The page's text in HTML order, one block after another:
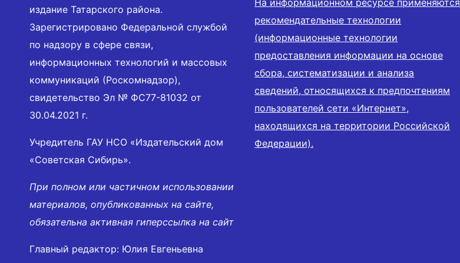
издание Татарского района.
Зарегистрировано Федеральной службой
по надзору в сфере связи,
информационных технологий и массовых
коммуникаций (Роскомнадзор),
свидетельство Эл № ФС77-81032 от
30.04.2021 г.
Учредитель ГАУ НСО «Издательский дом
«Советская Сибирь».
При полном или частичном использовании
материалов, опубликованных на сайте,
обязательна активная гиперссылка на сайт
Главный редактор: Юлия Евгеньевна
На информационном ресурсе применяются
рекомендательные технологии
(информационные технологии
предоставления информации на основе
сбора, систематизации и анализа
сведений, относящихся к предпочтениям
пользователей сети «Интернет»,
находящихся на территории Российской
Федерации).